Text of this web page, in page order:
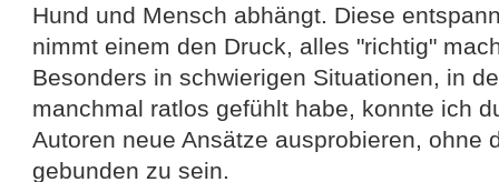
Hund und Mensch abhängt. Diese
nimmt einem den Druck, alles "richtig"
Besonders in schwierigen Situationen, in
manchmal ratlos gefühlt habe, konnte ich
Autoren neue Ansätze ausprobieren, ohne
gebunden zu sein.